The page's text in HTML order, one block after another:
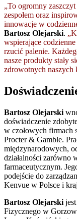
„To ogromny
zespołem oraz
innowacje w
Bartosz Olejarski.
wspierające
rzucić palenie.
nasze produkty stały
zdrowotnych naszych
Bartosz Olejarski
doświadczenie
w czołowych firmach
Procter & Gamble.
międzynarodowych,
działalności zarówno
farmaceutycznym.
podejście do
Kenvue w Polsce i
Bartosz Olejarski
Fizycznego w